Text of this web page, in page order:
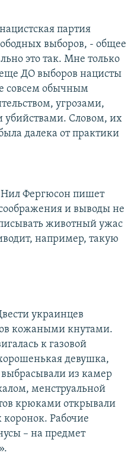
партия
выборов, - общее
это так. Мне только
ДО выборов нацисты
совсем обычным
угрозами,
Словом, их
далека от практики
Нил Фергюсон пишет
и выводы не
животный ужас
например, такую
украинцев
кожаными кнутами.
к газовой
девушка,
из камер
менструальной
крюками открывали
Рабочие
– на предмет